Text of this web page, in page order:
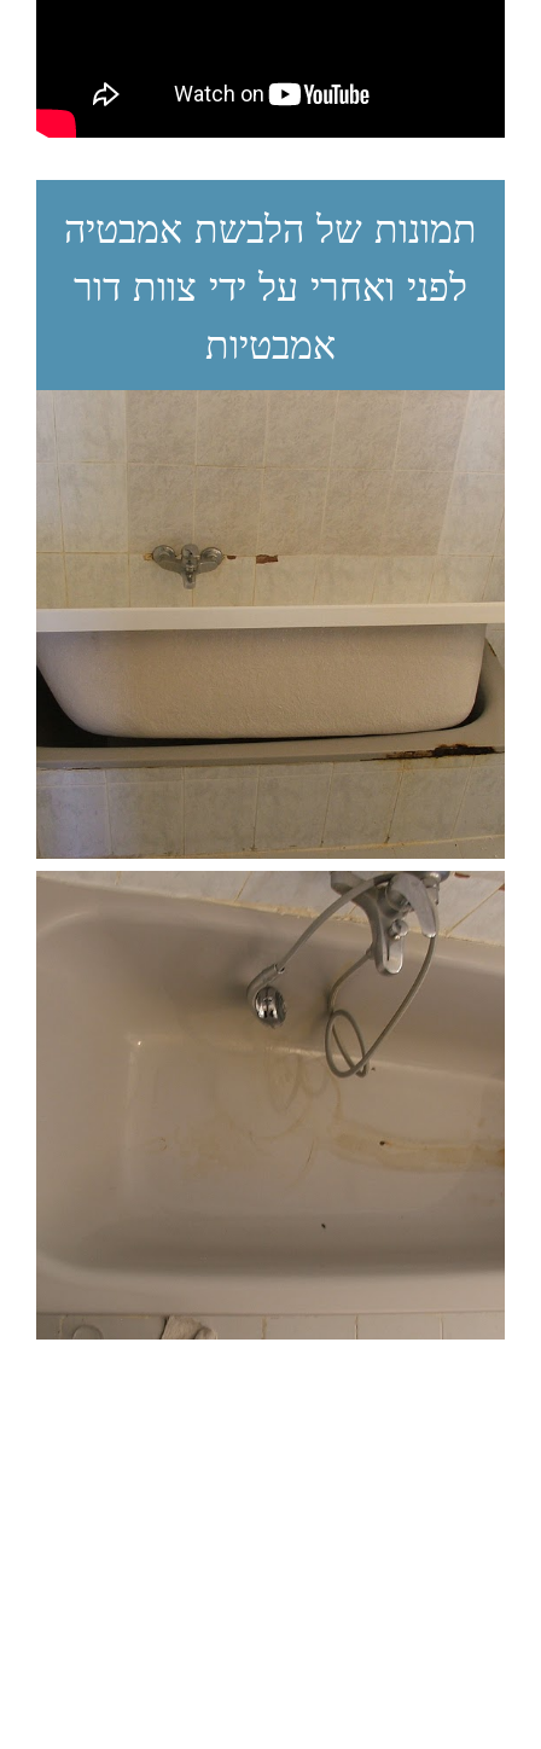
תמונות של הלבשת אמבטיה
לפני ואחרי על ידי צוות דור
אמבטיות